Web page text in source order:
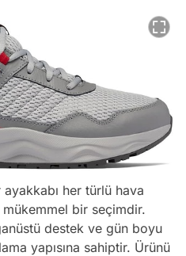
her türlü hava
bir seçimdir.
destek ve gün boyu
yapısına sahiptir. Ürünü